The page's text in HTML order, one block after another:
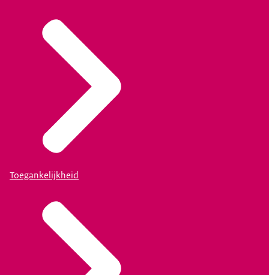
Toegankelijkheid